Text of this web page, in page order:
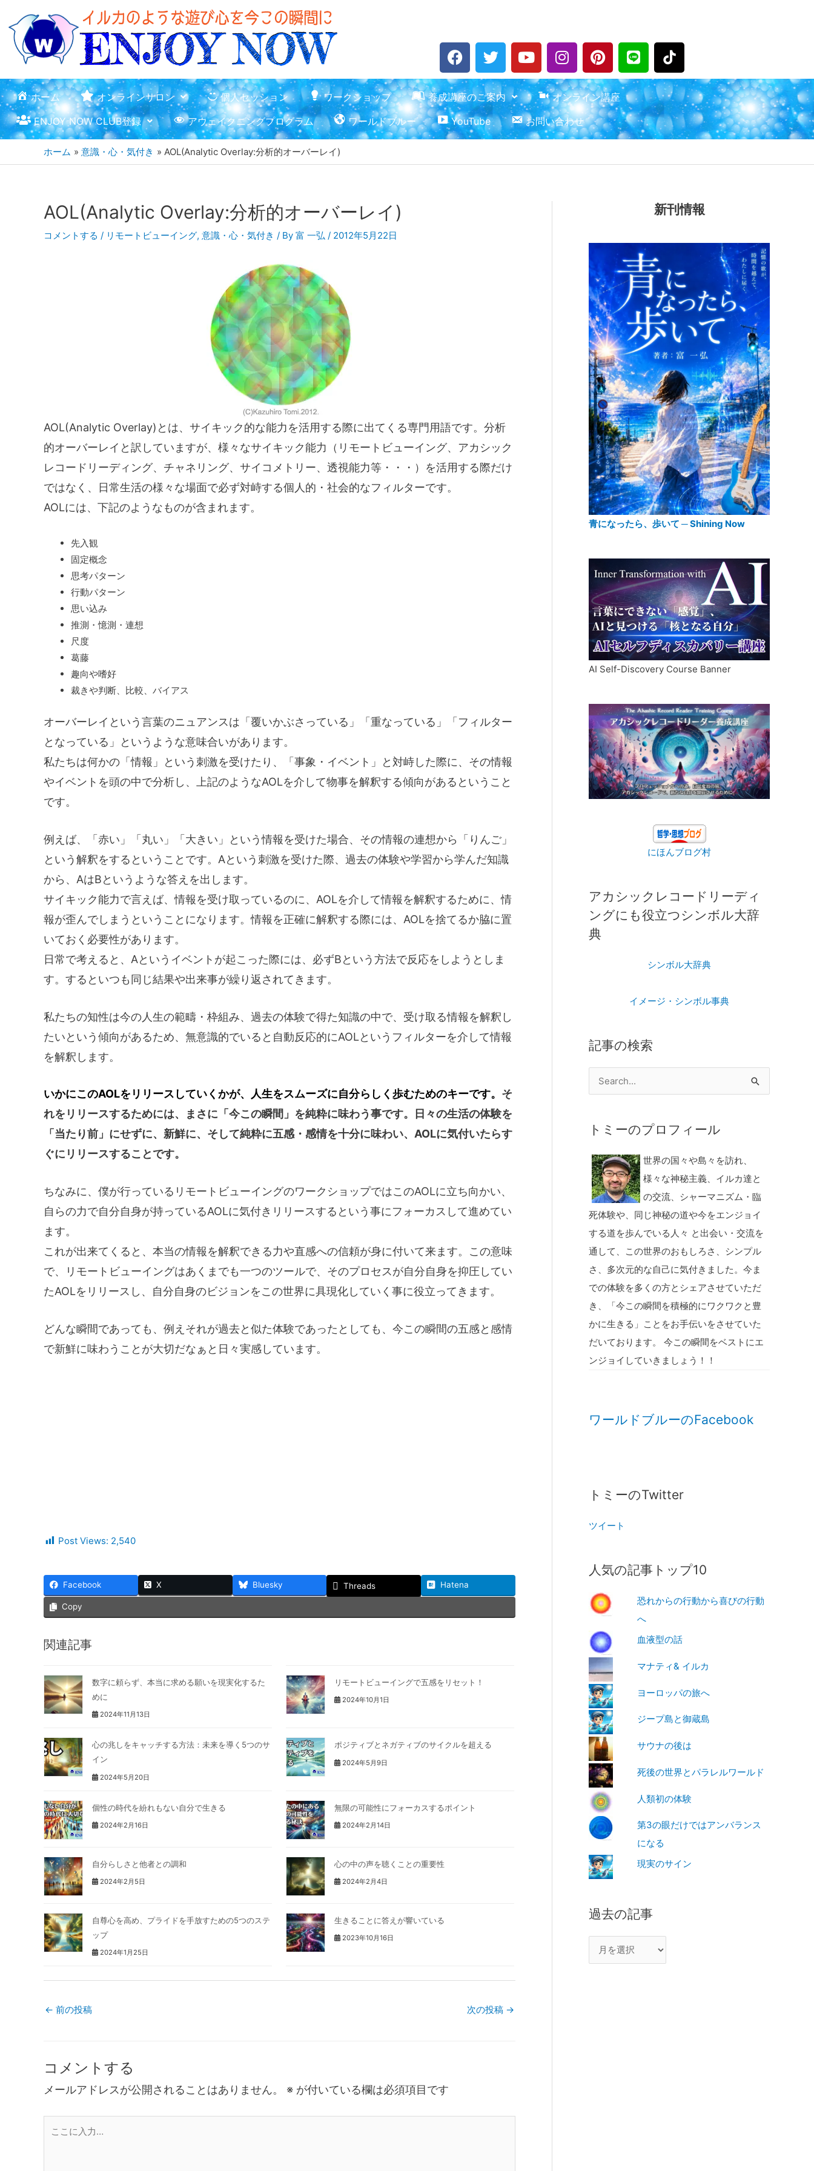
F
a
c
e
b
o
o
T
w
i
t
t
e
r
Y
o
u
t
u
b
e
I
n
s
t
a
g
r
m
P
i
n
t
e
r
e
t
L
i
n
e
ホーム オンラインサロン 個人セッション ワークショップ 養成講座のご案内
オンライン講座
ENJOY NOW CLUB登録
アウェイクニングプログラム ワールドブルー YouTube お問い合わせ
ホーム 意識・心・気付き AOL(Analytic Overlay:分析的オーバーレイ)
AOL(Analytic Overlay:分析的オーバーレイ)
コメントする / リモートビューイング, 意識・心・気付き / By 富 一弘 / 2012年5月22日
AOL(Analytic Overlay)とは、サイキック的な能力を活用する際に出てくる専門用語です。分析
的オーバーレイと訳していますが、様々なサイキック能力（リモートビューイング、アカシック
レコードリーディング、チャネリング、サイコメトリー、透視能力等・・・）を活用する際だけ
ではなく、日常生活の様々な場面で必ず対峙する個人的・社会的なフィルターです。
AOLには、下記のようなものが含まれます。
先入観
固定概念
思考パターン
行動パターン
思い込み
推測・憶測・連想
尺度
葛藤
趣向や嗜好
裁きや判断、比較、バイアス
オーバーレイという言葉のニュアンスは「覆いかぶさっている」「重なっている」「フィルター
となっている」というような意味合いがあります。
私たちは何かの「情報」という刺激を受けたり、「事象・イベント」と対峙した際に、その情報
やイベントを頭の中で分析し、上記のようなAOLを介して物事を解釈する傾向があるということ
です。
例えば、「赤い」「丸い」「大きい」という情報を受けた場合、その情報の連想から「りんご」
という解釈をするということです。Aという刺激を受けた際、過去の体験や学習から学んだ知識
から、AはBというような答えを出します。
サイキック能力で言えば、情報を受け取っているのに、AOLを介して情報を解釈するために、情
報が歪んでしまうということになります。情報を正確に解釈する際には、AOLを捨てるか脇に置
いておく必要性があります。
日常で考えると、Aというイベントが起こった際には、必ずBという方法で反応をしようとしま
す。するといつも同じ結果や出来事が繰り返されてきます。
私たちの知性は今の人生の範疇・枠組み、過去の体験で得た知識の中で、受け取る情報を解釈し
たいという傾向があるため、無意識的でいると自動反応的にAOLというフィルターを介して情報
を解釈します。
いかにこのAOLをリリースしていくかが、人生をスムーズに自分らしく歩むためのキーです。 そ
れをリリースするためには、まさに「今この瞬間」を純粋に味わう事です。日々の生活の体験を
「当たり前」にせずに、新鮮に、そして純粋に五感・感情を十分に味わい、AOLに気付いたらす
ぐにリリースすることです。
ちなみに、僕が行っているリモートビューイングのワークショップではこのAOLに立ち向かい、
自らの力で自分自身が持っているAOLに気付きリリースするという事にフォーカスして進めてい
ます。
これが出来てくると、本当の情報を解釈できる力や直感への信頼が身に付いて来ます。この意味
で、リモートビューイングはあくまでも一つのツールで、そのプロセスが自分自身を抑圧してい
たAOLをリリースし、自分自身のビジョンをこの世界に具現化していく事に役立ってきます。
どんな瞬間であっても、例えそれが過去と似た体験であったとしても、今この瞬間の五感と感情
で新鮮に味わうことが大切だなぁと日々実感しています。
Post Views: 2,540
Facebook X Bluesky Threads Hatena
Copy
関連記事
数字に頼らず、本当に求める願いを現実化するた
めに
2024年11月13日
リモートビューイングで五感をリセット！
2024年10月1日
心の兆しをキャッチする方法：未来を導く5つのサ
イン
2024年5月20日
ポジティブとネガティブのサイクルを超える
2024年5月9日
個性の時代を紛れもない自分で生きる
2024年2月16日
無限の可能性にフォーカスするポイント
2024年2月14日
自分らしさと他者との調和
2024年2月5日
心の中の声を聴くことの重要性
2024年2月4日
自尊心を高め、プライドを手放すための5つのステ
ップ
2024年1月25日
生きることに答えが響いている
2023年10月16日
← 前の投稿 次の投稿 →
コメントする
メールアドレスが公開されることはありません。 ※ が付いている欄は必須項目です
新刊情報
青になったら、歩いて ─ Shining Now
AI Self-Discovery Course Banner
にほんブログ村
アカシックレコードリーディ
ングにも役立つシンボル大辞
典
シンボル大辞典
イメージ・シンボル事典
記事の検索
トミーのプロフィール
世界の国々や島々を訪れ、
様々な神秘主義、イルカ達と
の交流、シャーマニズム・臨
死体験や、同じ神秘の道や今をエンジョイ
する道を歩んでいる人々 と出会い・交流を
通して、この世界のおもしろさ、シンプル
さ、多次元的な自己に気付きました。今ま
での体験を多くの方とシェアさせていただ
き、「今この瞬間を積極的にワクワクと豊
かに生きる」ことをお手伝いをさせていた
だいております。 今この瞬間をベストにエ
ンジョイしていきましょう！！
ワールドブルーのFacebook
トミーのTwitter
ツイート
人気の記事トップ10
恐れからの行動から喜びの行動
へ
血液型の話
マナティ& イルカ
ヨーロッパの旅へ
ジープ島と御蔵島
サウナの後は
死後の世界とパラレルワールド
人類初の体験
第3の眼だけではアンバランス
になる
現実のサイン
過去の記事